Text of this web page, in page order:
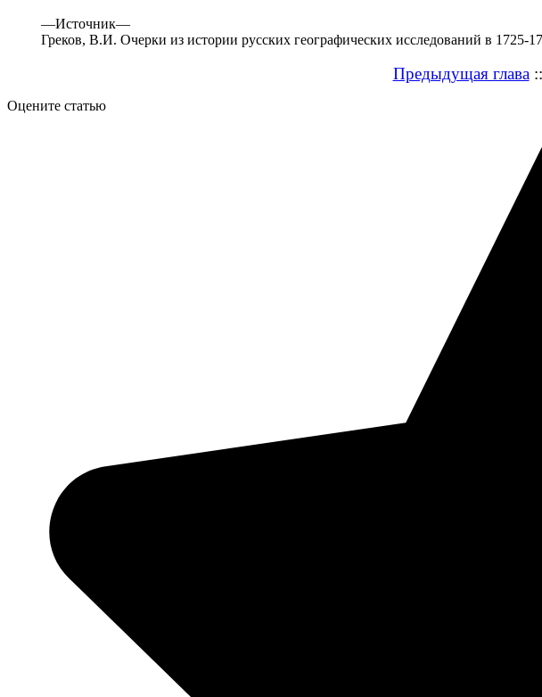
—Источник—
Греков, В.И. Очерки из истории русских географических исследований в
Предыдущая глава
Оцените статью